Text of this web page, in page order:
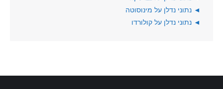
◄ נתוני נדלן על מינוסוטה
◄ נתוני נדלן על קולורדו